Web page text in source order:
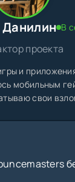
В
проекта
и
мобильным
свои